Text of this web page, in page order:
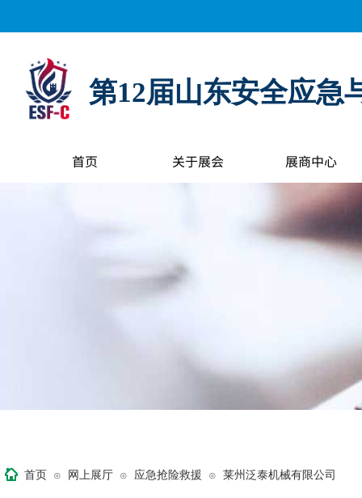
第12届山东安全应急
首页 关于展会 展商中心
首页 ⊙ 网上展厅 ⊙ 应急抢险救援 ⊙ 莱州泛泰机械有限公司